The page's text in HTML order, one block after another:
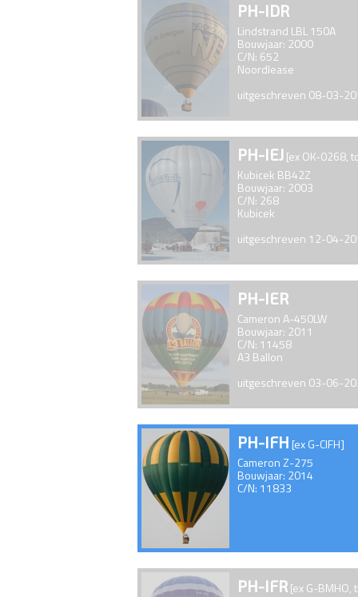
PH-IDR
Lindstrand LBL 150A
Bouwjaar: 2000
C/N: 652
Noordlease
uitgeschreven 08-03-
PH-IEJ[ex OK-0268,
Kubicek BB42Z
Bouwjaar: 2003
C/N: 268
Kubicek
uitgeschreven 12-04-
PH-IER
Cameron A-450LW
Bouwjaar: 2011
C/N: 11458
A3 Ballon
uitgeschreven 03-06-
PH-IFH [ex G-CIFH]
Cameron Z-275
Bouwjaar: 2014
C/N: 11833
PH-IFR[ex G-BMHO,